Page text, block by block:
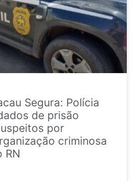
Segura: Polícia
de prisão
por
criminosa
RN